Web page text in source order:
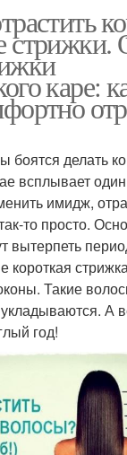
стрижки.
каре:
делать
всплывает
имидж,
то просто.
вытерпеть
короткая
Такие
А
год!